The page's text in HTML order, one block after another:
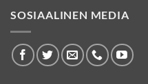
SOSIAALINEN MEDIA